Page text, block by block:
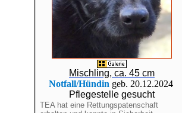
Mischling, ca. 45 cm
Notfall/Hündin geb. 20.12.2024
Pflegestelle gesucht
TEA hat eine Rettungspatenschaft